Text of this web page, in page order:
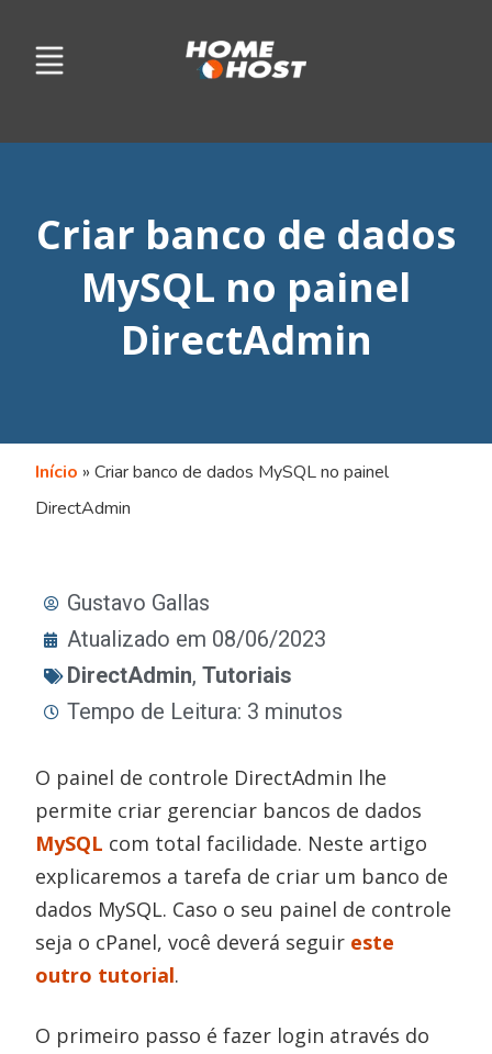
Criar banco de dados
MySQL no painel
DirectAdmin
Início »Criar banco de dados MySQL no painel
DirectAdmin
Gustavo Gallas
Atualizado em 08/06/2023
DirectAdmin,Tutoriais
Tempo de Leitura: 3 minutos
O painel de controle DirectAdmin lhe
permite criar gerenciar bancos de dados
MySQL com total facilidade. Neste artigo
explicaremos a tarefa de criar um banco de
dados MySQL. Caso o seu painel de controle
seja o cPanel, você deverá seguir este
outro tutorial.
O primeiro passo é fazer login através do